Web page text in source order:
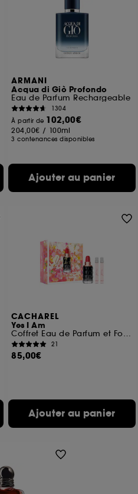
ARMANI
Acqua di Giò Profondo
Eau de Parfum Rechargeable
1304
À partir de 102,00€
204,00€ / 100ml
3 contenances disponibles
Ajouter au panier
CACHAREL
Yes I Am
Coffret Eau de Parfum et Format Voyage (x2)
21
85,00€
Ajouter au panier